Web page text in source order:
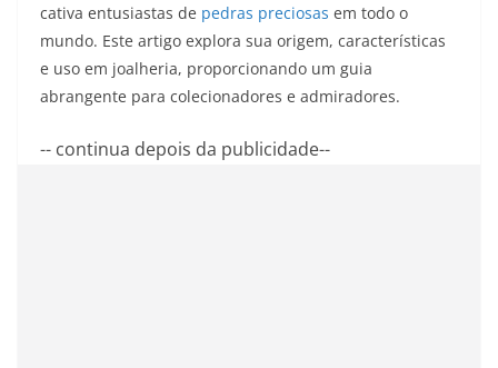
cativa entusiastas de pedras preciosas em todo o
mundo. Este artigo explora sua origem, características
e uso em joalheria, proporcionando um guia
abrangente para colecionadores e admiradores.
-- continua depois da publicidade--